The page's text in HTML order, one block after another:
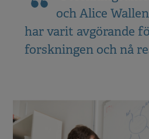
och Alice
har varit avgörande
forskningen och nå